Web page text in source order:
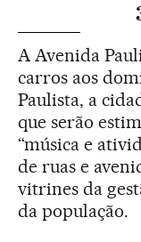
A Avenida
carros aos
Paulista, a
que serão
“música e
de ruas e
vitrines da
da população.